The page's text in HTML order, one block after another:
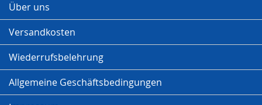
Über uns
Versandkosten
Wiederrufsbelehrung
Allgemeine Geschäftsbedingungen